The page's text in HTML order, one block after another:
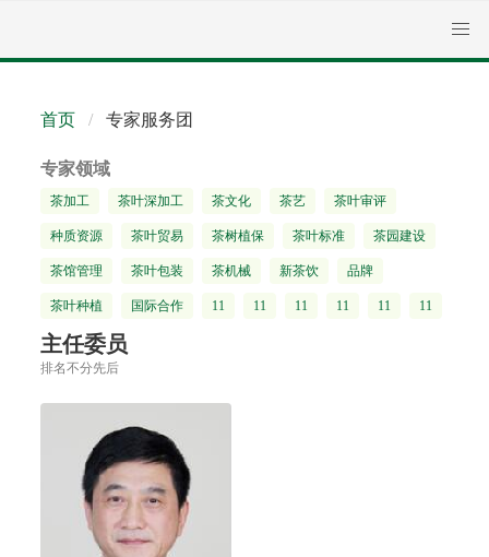
首页 专家服务团
专家领域
茶加工 茶叶深加工 茶文化 茶艺 茶叶审评
种质资源 茶叶贸易 茶树植保 茶叶标准 茶园建设
茶馆管理 茶叶包装 茶机械 新茶饮 品牌
茶叶种植 国际合作 11 11 11 11 11 11
主任委员
排名不分先后